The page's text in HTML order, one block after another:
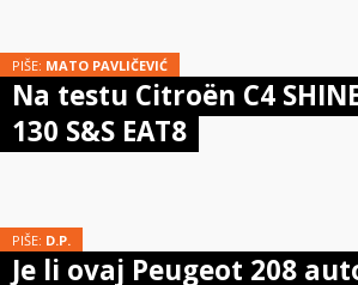
PIŠE: MATO PAVLIČEVIĆ
Na testu Citroën C4
130 S&S EAT8
PIŠE: D.P.
Je li ovaj Peugeot 208